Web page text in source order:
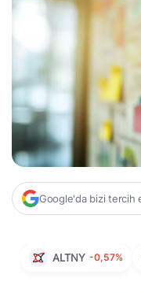
Google'da bizi tercih
ALTNY -0,57%